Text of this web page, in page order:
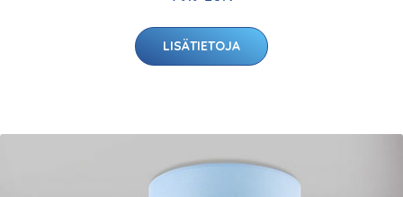
LISÄTIETOJA